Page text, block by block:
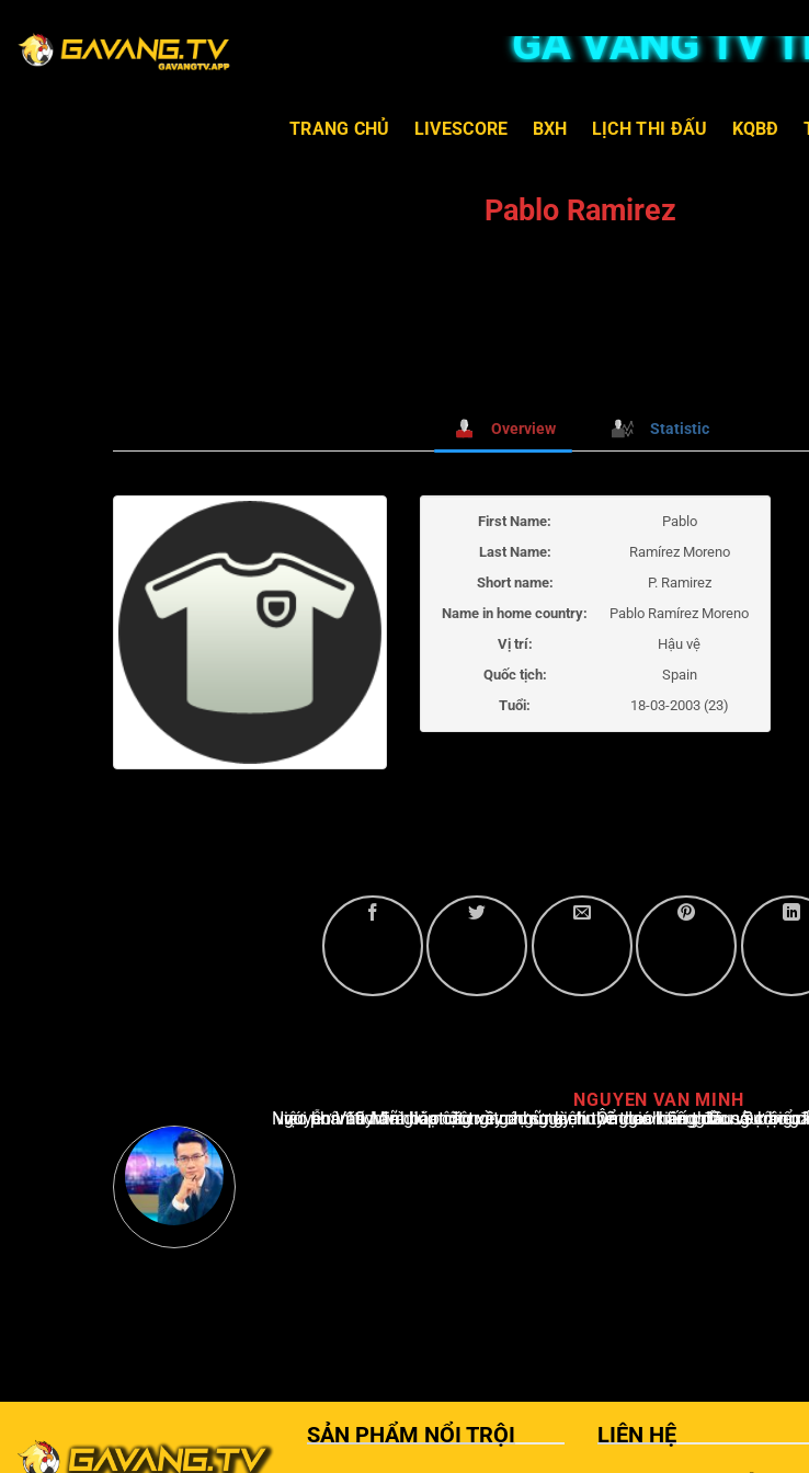
GÀ VÀNG TV
TRANG CHỦ LIVESCORE BXH LỊCH THI ĐẤU KQBĐ
Pablo Ramirez
Overview Statistic
First Name:
Pablo
Last Name:
Ramírez Moreno
Short name:
P. Ramirez
Name in home country:
Pablo Ramírez Moreno
Vị trí:
Hậu vệ
Quốc tịch:
Spain
Tuổi:
18-03-2003 (23)
NGUYEN VAN MINH
Nguyễn Văn Minh là một trong những chuyên gia hàng đầu về báo cáo tin tức thể thao tại Việt Nam, với hơn 10 năm hoạt động trong ngành. Ông có kiến thức sâu rộng và kinh nghiệm đáng kể trong việc phân tích và báo cáo về các sự kiện thể thao hàng đầu. Sự hiểu biết sâu
SẢN PHẨM NỔI TRỘI LIÊN HỆ